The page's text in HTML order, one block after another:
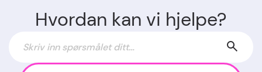
Hvordan kan vi hjelpe?